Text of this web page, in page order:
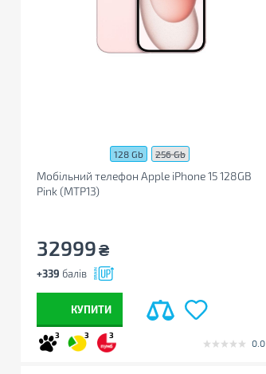
128 Gb 256 Gb
Мобільний телефон Apple iPhone 15 128GB
Pink (MTP13)
32999₴
+339 балів
КУПИТИ
3 3 3
0.0